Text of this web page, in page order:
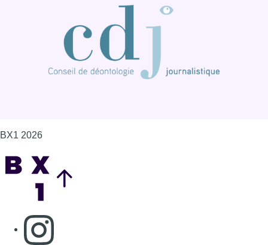
BX1 2026
Consulter page Instagram